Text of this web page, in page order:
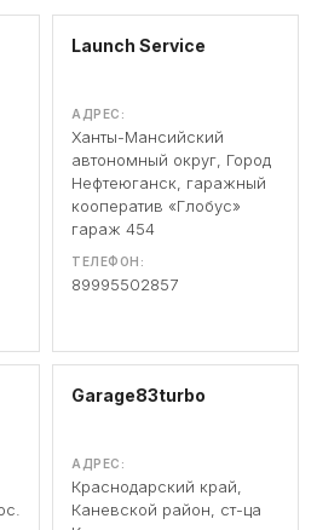
Launch Service
АДРЕС:
Ханты-Мансийский
автономный округ, Город
Нефтеюганск, гаражный
кооператив «Глобус»
гараж 454
ТЕЛЕФОН:
89995502857
Garage83turbo
АДРЕС:
Краснодарский край,
Каневской район, ст-ца